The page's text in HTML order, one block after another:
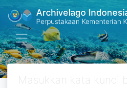
Archivelago
Perpustakaan Kementerian